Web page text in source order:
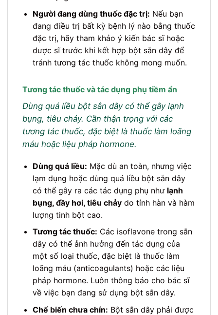
Người đang dùng thuốc đặc trị: Nếu bạn
đang điều trị bất kỳ bệnh lý nào bằng thuốc
đặc trị, hãy tham khảo ý kiến bác sĩ hoặc
dược sĩ trước khi kết hợp bột sắn dây để
tránh tương tác thuốc không mong muốn.
Tương tác thuốc và tác dụng phụ tiềm ẩn
Dùng quá liều bột sắn dây có thể gây lạnh
bụng, tiêu chảy. Cần thận trọng với các
tương tác thuốc, đặc biệt là thuốc làm loãng
máu hoặc liệu pháp hormone.
Dùng quá liều: Mặc dù an toàn, nhưng việc
lạm dụng hoặc dùng quá liều bột sắn dây
có thể gây ra các tác dụng phụ như lạnh
bụng, đầy hơi, tiêu chảydo tính hàn và hàm
lượng tinh bột cao.
Tương tác thuốc: Các isoflavone trong sắn
dây có thể ảnh hưởng đến tác dụng của
một số loại thuốc, đặc biệt là thuốc làm
loãng máu (anticoagulants) hoặc các liệu
pháp hormone. Luôn thông báo cho bác sĩ
về việc bạn đang sử dụng bột sắn dây.
Chế biến chưa chín: Bột sắn dây phải được